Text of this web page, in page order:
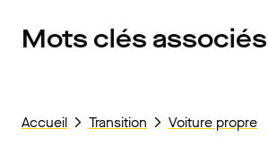
Mots clés associés
Accueil Transition Voiture propre